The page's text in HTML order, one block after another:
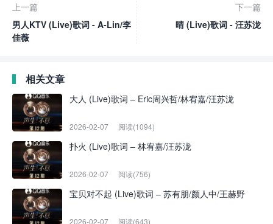
上一篇
男人KTV (Live)歌词 - A-Lin/李
佳薇
下一篇
晴 (Live)歌词 - 汪苏泷
相关文章
大人 (Live)歌词 – Eric周兴哲/林宥嘉/汪苏泷
2026-02-07 阅读(1094)
扑火 (Live)歌词 – 林宥嘉/汪苏泷
2026-02-07 阅读(756)
宝贝对不起 (Live)歌词 – 苏有朋/颜人中/王赫野
2026-02-07 阅读(643)